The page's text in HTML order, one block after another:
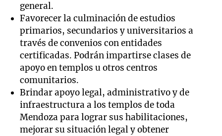
general.
Favorecer la culminación de estudios
primarios, secundarios y universitarios a
través de convenios con entidades
certificadas. Podrán impartirse clases de
apoyo en templos u otros centros
comunitarios.
Brindar apoyo legal, administrativo y de
infraestructura a los templos de toda
Mendoza para lograr sus habilitaciones,
mejorar su situación legal y obtener